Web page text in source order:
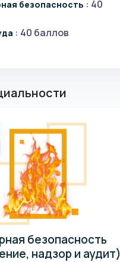
безопасность : 40
: 40 баллов
безопасность
надзор и аудит)